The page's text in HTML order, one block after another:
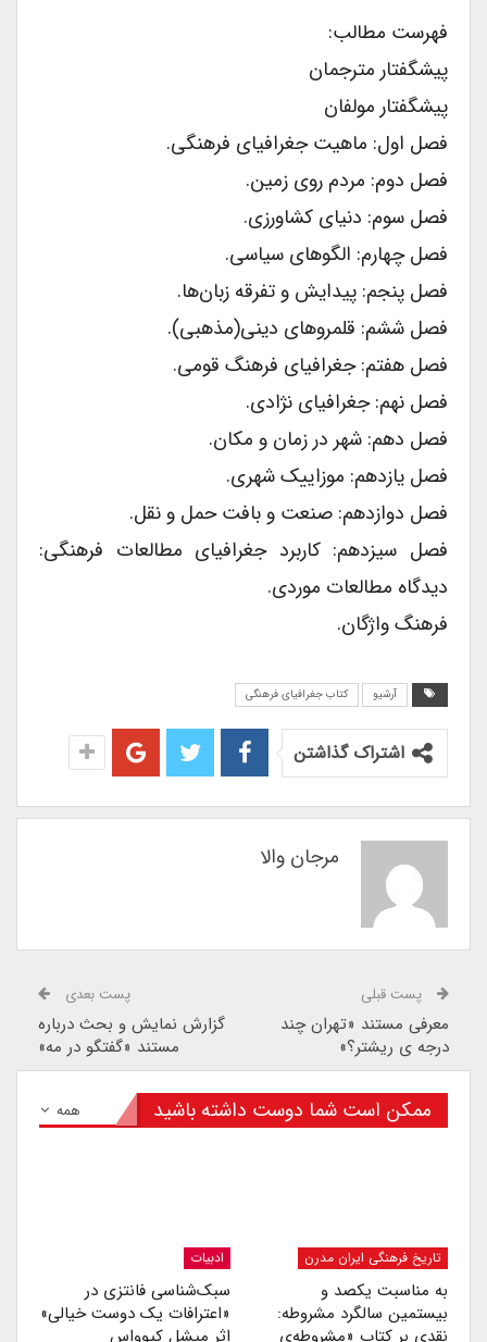
فهرست مطالب:
پیشگفتار مترجمان
پیشگفتار مولفان
فصل اول: ماهیت جغرافیای فرهنگی.
فصل دوم: مردم روی زمین.
فصل سوم: دنیای کشاورزی.
فصل چهارم: الگوهای سیاسی.
فصل پنجم: پیدایش و تفرقه زبان‌ها.
فصل ششم: قلمروهای دینی(مذهبی).
فصل هفتم: جغرافیای فرهنگ قومی.
فصل نهم: جغرافیای نژادی.
فصل دهم: شهر در زمان و مکان.
فصل یازدهم: موزاییک شهری.
فصل دوازدهم: صنعت و بافت حمل و نقل.
فصل سیزدهم: کاربرد جغرافیای مطالعات فرهنگی:
دیدگاه مطالعات موردی.
فرهنگ واژگان.
آرشیو کتاب جغرافیای فرهنگی
اشتراک گذاشتن
مرجان والا
پست قبلی
معرفی مستند «تهران چند
درجه ی ریشتر؟»
پست بعدی
گزارش نمایش و بحث درباره
مستند «گفتگو در مه»
همه ممکن است شما دوست داشته باشید
تاریخ فرهنگی ایران مدرن
به مناسبت یکصد و
بیستمین سالگرد مشروطه:
نقدی بر کتاب «مشروطه‌ی
ادبیات
سبک‌شناسی فانتزی در
«اعترافات یک دوست خیالی»
اثر میشل کیوواس